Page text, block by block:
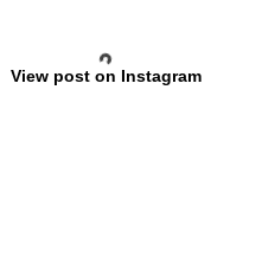
View post on Instagram